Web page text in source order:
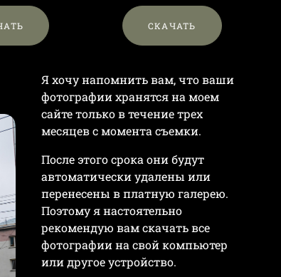
СКАЧАТЬ
Я хочу напомнить вам, что ваши
фотографии хранятся на моем
сайте только в течение трех
месяцев с момента съемки.
После этого срока они будут
автоматически удалены или
перенесены в платную галерею.
Поэтому я настоятельно
рекомендую вам скачать все
фотографии на свой компьютер
или другое устройство.